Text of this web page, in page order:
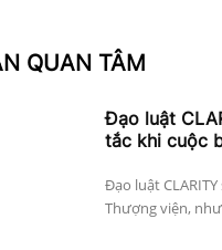
QUAN TÂM
Đạo luật
tắc khi cuộc
Đạo luật
Thượng viện,